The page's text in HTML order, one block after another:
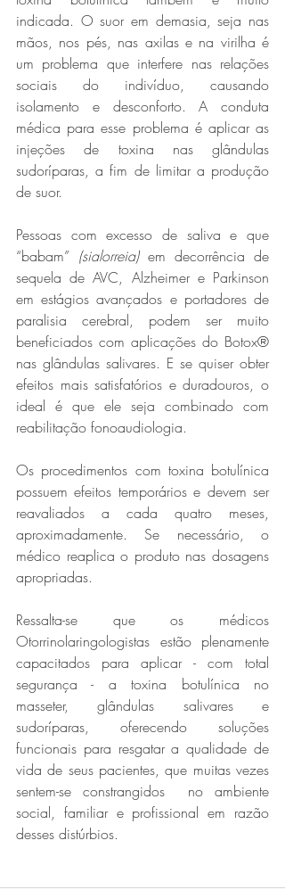
indicada. O suor em demasia, seja nas
mãos, nos pés, nas axilas e na virilha é
um problema que interfere nas relações
sociais do indivíduo, causando
isolamento e desconforto. A conduta
médica para esse problema é aplicar as
injeções de toxina nas glândulas
sudoríparas, a fim de limitar a produção
de suor.
Pessoas com excesso de saliva e que
“babam” (sialorreia) em decorrência de
sequela de AVC, Alzheimer e Parkinson
em estágios avançados e portadores de
paralisia cerebral, podem ser muito
beneficiados com aplicações do Botox®
nas glândulas salivares. E se quiser obter
efeitos mais satisfatórios e duradouros, o
ideal é que ele seja combinado com
reabilitação fonoaudiologia.
Os procedimentos com toxina botulínica
possuem efeitos temporários e devem ser
reavaliados a cada quatro meses,
aproximadamente. Se necessário, o
médico reaplica o produto nas dosagens
apropriadas.
Ressalta-se que os médicos
Otorrinolaringologistas estão plenamente
capacitados para aplicar - com total
segurança - a toxina botulínica no
masseter, glândulas salivares e
sudoríparas, oferecendo soluções
funcionais para resgatar a qualidade de
vida de seus pacientes, que muitas vezes
sentem-se constrangidos  no ambiente
social, familiar e profissional em razão
desses distúrbios.